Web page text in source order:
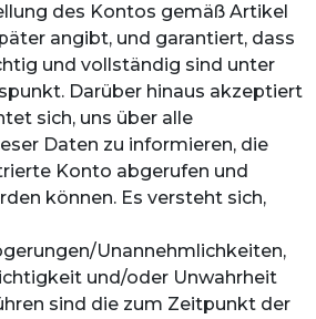
des Kontos gemäß Artikel
angibt, und garantiert, dass
und vollständig sind unter
Darüber hinaus akzeptiert
sich, uns über alle
Daten zu informieren, die
Konto abgerufen und
können. Es versteht sich,
Unannehmlichkeiten,
und/oder Unwahrheit
sind die zum Zeitpunkt der